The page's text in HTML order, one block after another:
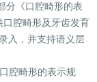
分《口腔畸形的表
口腔畸形及牙齿发育
入，并支持语义层
腔畸形的表示规